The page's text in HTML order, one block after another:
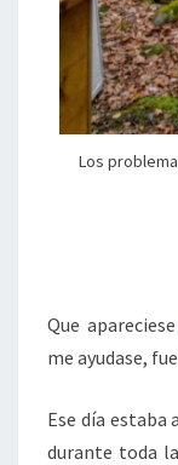
Los
Que
me ayudase,
Ese día estaba
durante toda